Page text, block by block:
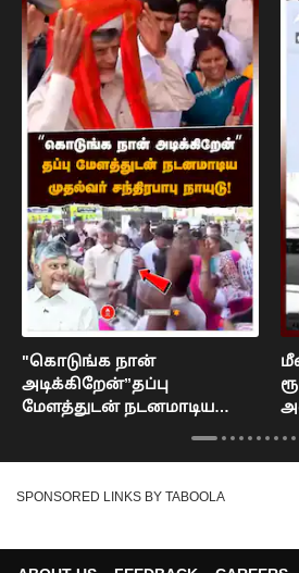
"கொடுங்க நான்
அடிக்கிறேன்”தப்பு
மேளத்துடன் நடனமாடிய
SPONSORED LINKS BY TABOOLA